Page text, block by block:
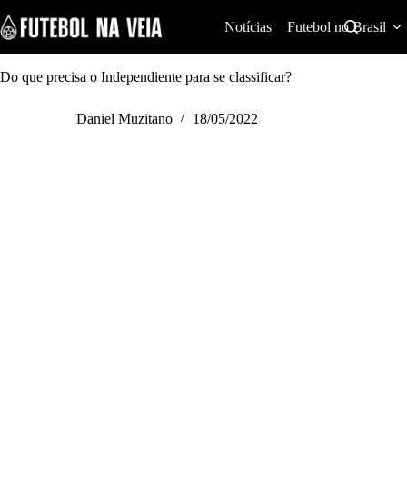
k
i
p
t
Notícias Futebol no Brasil
Do que precisa o Independiente para se classificar?
Daniel Muzitano 18/05/2022